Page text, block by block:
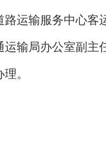
运输服务中心客
输局办公室副主
。